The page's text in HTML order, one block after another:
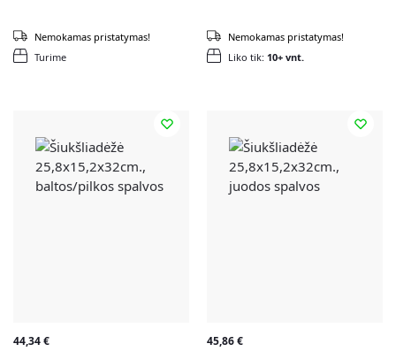
Turime
Nemokamas pristatymas!
Liko tik: 10+ vnt.
Nemokamas pristatymas!
44,34€ 45,86€